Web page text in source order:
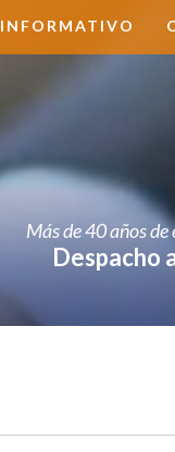
INFORMATIVO
Más de 40 años
Despacho